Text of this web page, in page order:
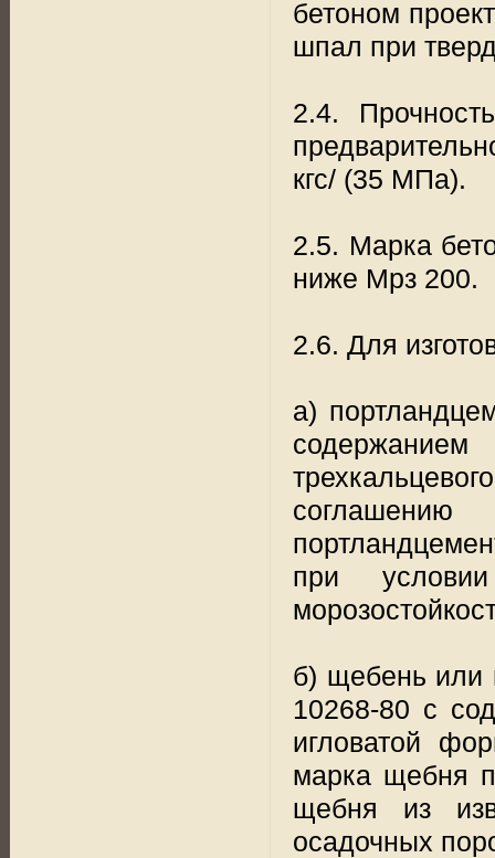
бетоном
шпал при
2.4.
кгс/ (35 МПа).
2.5. Марка
ниже Мрз 200.
2.6. Для
а)
при
б) щебень или
10268-80 с
игловатой
марка щебня
щебня из
осадочных